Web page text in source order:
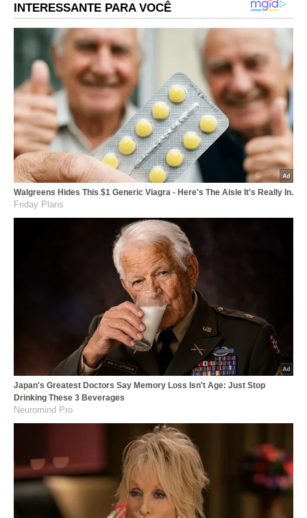
INTERESSANTE PARA VOCÊ
Walgreens Hides This $1 Generic Viagra - Here's The Aisle It's Really In.
Friday Plans
Japan's Greatest Doctors Say Memory Loss Isn't Age: Just Stop
Drinking These 3 Beverages
Neuromind Pro